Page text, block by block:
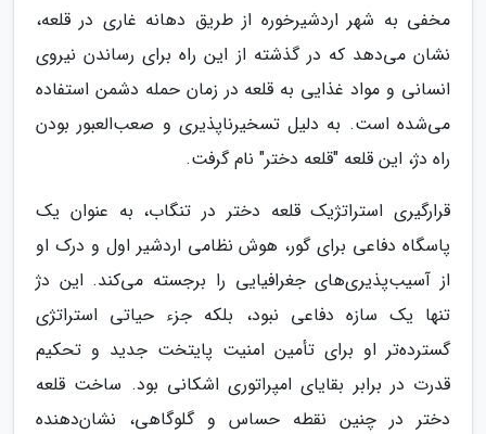
مخفی به شهر اردشیرخوره از طریق دهانه غاری در قلعه،
نشان می‌دهد که در گذشته از این راه برای رساندن نیروی
انسانی و مواد غذایی به قلعه در زمان حمله دشمن استفاده
می‌شده است. به دلیل تسخیرناپذیری و صعب‌العبور بودن
راه دژ، این قلعه "قلعه دختر" نام گرفت.
قرارگیری استراتژیک قلعه دختر در تنگاب، به عنوان یک
پاسگاه دفاعی برای گور، هوش نظامی اردشیر اول و درک او
از آسیب‌پذیری‌های جغرافیایی را برجسته می‌کند. این دژ
تنها یک سازه دفاعی نبود، بلکه جزء حیاتی استراتژی
گسترده‌تر او برای تأمین امنیت پایتخت جدید و تحکیم
قدرت در برابر بقایای امپراتوری اشکانی بود. ساخت قلعه
دختر در چنین نقطه حساس و گلوگاهی، نشان‌دهنده